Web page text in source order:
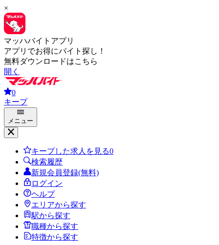
×
マッハバイトアプリ
アプリでお得にバイト探し！
無料ダウンロードはこちら
開く
0
キープ
メニュー
キープした求人を見る0
検索履歴
新規会員登録(無料)
ログイン
ヘルプ
エリアから探す
駅から探す
職種から探す
特徴から探す